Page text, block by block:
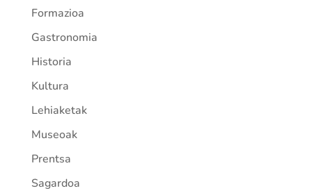
Formazioa
Gastronomia
Historia
Kultura
Lehiaketak
Museoak
Prentsa
Sagardoa